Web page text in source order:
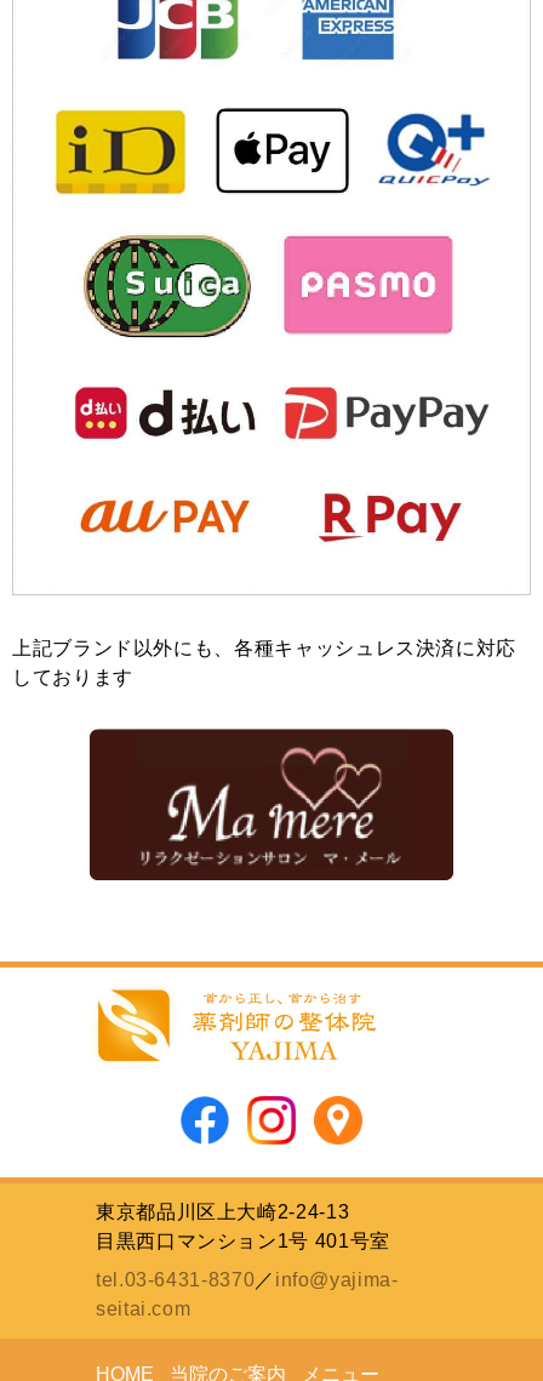
上記ブランド以外にも、各種キャッシュレス決済に対応
しております
東京都品川区上大崎2-24-13
目黒西口マンション1号 401号室
tel.03-6431-8370／ info@yajima-
seitai.com
HOME 当院のご案内 メニュー